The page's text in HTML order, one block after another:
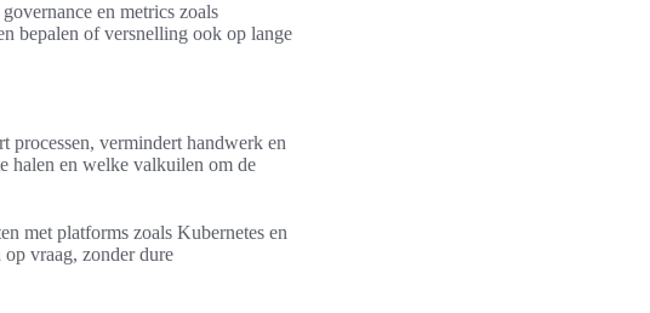
en metrics zoals
bepalen of versnelling ook op lange
processen, vermindert handwerk en
halen en welke valkuilen om de
met platforms zoals Kubernetes en
vraag, zonder dure